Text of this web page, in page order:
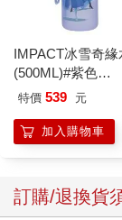
IMPACT冰雪奇緣
(500ML)#紫色
IMDSB01PL
特價 539 元
加入購物車
訂購/退換貨